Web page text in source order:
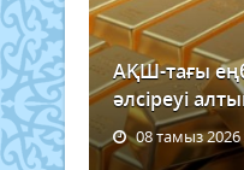
АҚШ-тағы
әлсіреуі
08 тамыз